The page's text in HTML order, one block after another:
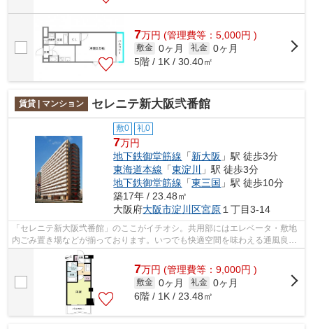
7万円 (管理費等：5,000円 )
敷金 0ヶ月 礼金 0ヶ月
5階 / 1K / 30.40㎡
賃貸 | マンション セレニテ新大阪弐番館
敷0 礼0
7万円
地下鉄御堂筋線 「新大阪 」駅 徒歩3分
東海道本線 「東淀川
」駅 徒歩3分
地下鉄御堂筋線 「東三国 」駅 徒歩10分
築17年 / 23.48㎡
大阪府大阪市淀川区宮原 １丁目3-14
「セレニテ新大阪弐番館」のここがイチオシ。共用部にはエレベータ・敷地
内ごみ置き場などが揃っております。いつでも快適空間を味わえる通風良好
な気持ちよい物件。こちらの物件はマ...
7万円 (管理費等：9,000円 )
敷金 0ヶ月 礼金 0ヶ月
6階 / 1K / 23.48㎡